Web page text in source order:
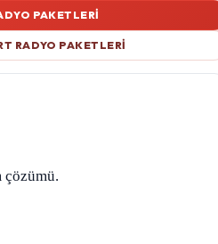
PAKETLERI
RADYO PAKETLERI
çözümü.